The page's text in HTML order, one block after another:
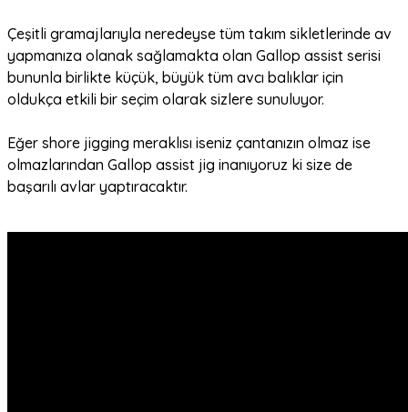
Çeşitli gramajlarıyla neredeyse tüm takım sikletlerinde av
yapmanıza olanak sağlamakta olan Gallop assist serisi
bununla birlikte küçük, büyük tüm avcı balıklar için
oldukça etkili bir seçim olarak sizlere sunuluyor.
Eğer shore jigging meraklısı iseniz çantanızın olmaz ise
olmazlarından Gallop assist jig inanıyoruz ki size de
başarılı avlar yaptıracaktır.